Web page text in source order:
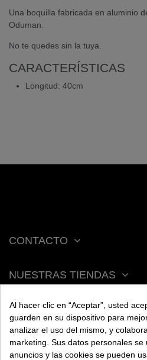
Una boquilla fabricada en aluminio
Oduman.
No te quedes sin la tuya.
CARACTERÍSTICAS
Longitud: 40cm
CONTACTO
NUESTRAS TIENDAS
ACERCA DE BENGALA
AYUDA
Al hacer clic en “Aceptar”, usted
guarden en su dispositivo para
analizar el uso del mismo, y
marketing. Sus datos personales
anuncios y las cookies se pueden